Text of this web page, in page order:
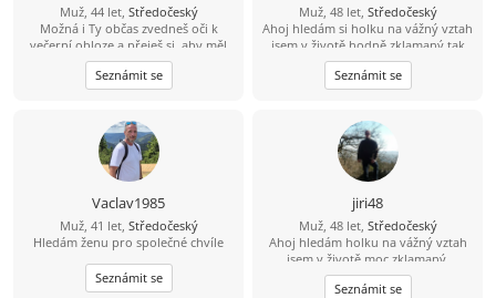
Muž, 44 let, Středočeský
Možná i Ty občas zvedneš oči k
večerní obloze a přeješ si, aby měl
někdo radost z každého dne, který s
Tebou může sdílet. Právě Tebe bych
rád poznal.
Seznámit se
Muž, 48 let, Středočeský
Ahoj hledám si holku na vážný vztah
jsem v životě hodně zklamaný tak
doufám že si zde holku najdu.
Pokud se budu líbit nějaké holce tak
tady je moje číslo 704 124183 můžete
Seznámit se
Vaclav1985
Muž, 41 let, Středočeský
Hledám ženu pro společné chvíle
Seznámit se
jiri48
Muž, 48 let, Středočeský
Ahoj hledám holku na vážný vztah
jsem v životě moc zklamaný.
Seznámit se